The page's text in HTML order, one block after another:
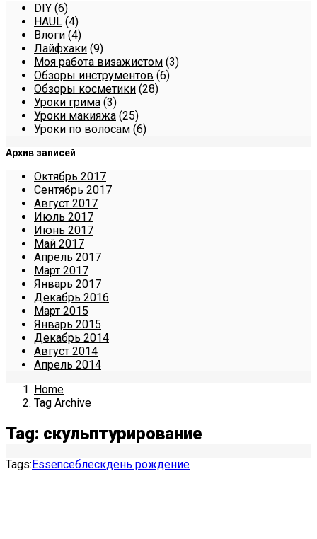
DIY (6)
HAUL (4)
Влоги (4)
Лайфхаки (9)
Моя работа визажистом (3)
Обзоры инструментов (6)
Обзоры косметики (28)
Уроки грима (3)
Уроки макияжа (25)
Уроки по волосам (6)
Архив записей
Октябрь 2017
Сентябрь 2017
Август 2017
Июль 2017
Июнь 2017
Май 2017
Апрель 2017
Март 2017
Январь 2017
Декабрь 2016
Март 2015
Январь 2015
Декабрь 2014
Август 2014
Апрель 2014
Home
Tag Archive
Tag: скульптурирование
Tags:Essenceблескдень рождение